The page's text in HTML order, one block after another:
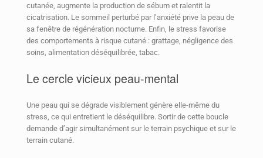
cutanée, augmente la production de sébum et ralentit la
cicatrisation. Le sommeil perturbé par l’anxiété prive la peau de
sa fenêtre de régénération nocturne. Enfin, le stress favorise
des comportements à risque cutané : grattage, négligence des
soins, alimentation déséquilibrée, tabac.
Le cercle vicieux peau-mental
Une peau qui se dégrade visiblement génère elle-même du
stress, ce qui entretient le déséquilibre. Sortir de cette boucle
demande d’agir simultanément sur le terrain psychique et sur le
terrain cutané.